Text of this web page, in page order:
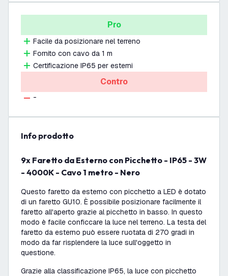
Pro
Facile da posizionare nel terreno
Fornito con cavo da 1 m
Certificazione IP65 per esterni
Contro
-
info prodotto
9x Faretto da Esterno con Picchetto - IP65 - 3W
- 4000K - Cavo 1 metro - Nero
Questo faretto da esterno con picchetto a LED è dotato
di un faretto GU10. È possibile posizionare facilmente il
faretto all'aperto grazie al picchetto in basso. In questo
modo è facile conficcare la luce nel terreno. La testa del
faretto da esterno può essere ruotata di 270 gradi in
modo da far risplendere la luce sull'oggetto in
questione.
Grazie alla classificazione IP65, la luce con picchetto